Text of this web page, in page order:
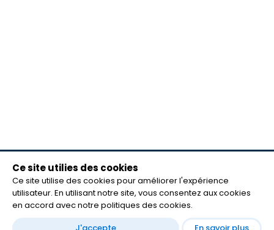
meilleurs lecteurs
FAQ
Contact
Ce site utilies des cookies
Ce site utilise des cookies pour améliorer l'expérience
utilisateur. En utilisant notre site, vous consentez aux cookies
en accord avec notre politiques des cookies.